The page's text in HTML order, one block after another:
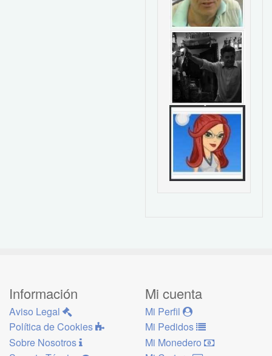
Información
Aviso Legal
Política de Cookies
Sobre Nosotros
Mi cuenta
Mi Perfil
Mi Pedidos
Mi Monedero